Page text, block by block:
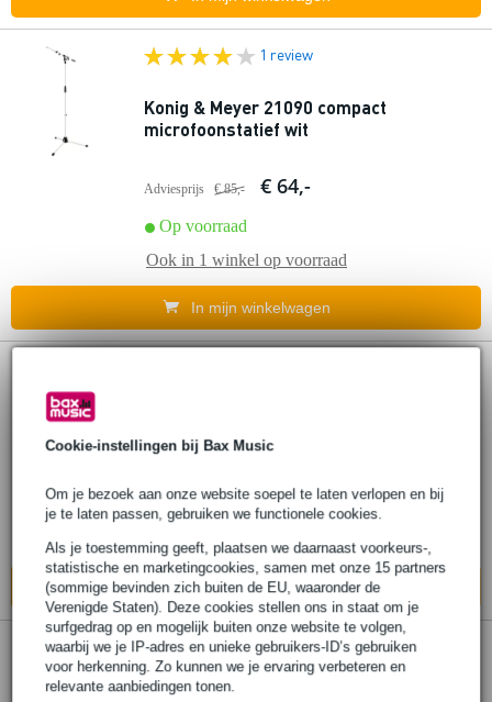
Cookie-instellingen bij Bax Music
Om je bezoek aan onze website soepel te laten verlopen en bij
je te laten passen, gebruiken we functionele cookies.
Als je toestemming geeft, plaatsen we daarnaast voorkeurs-,
statistische en marketingcookies, samen met onze 15 partners
(sommige bevinden zich buiten de EU, waaronder de
Verenigde Staten). Deze cookies stellen ons in staat om je
surfgedrag op en mogelijk buiten onze website te volgen,
waarbij we je IP-adres en unieke gebruikers-ID’s gebruiken
voor herkenning. Zo kunnen we je ervaring verbeteren en
relevante aanbiedingen tonen.
1 review
Konig & Meyer 21090 compact
microfoonstatief wit
Adviesprijs € 85,- € 64,-
Op voorraad
Ook in 1 winkel op voorraad
In mijn winkelwagen
Op voorraad
Ook in1 winkel op voorraad
In mijn winkelwagen
77 reviews